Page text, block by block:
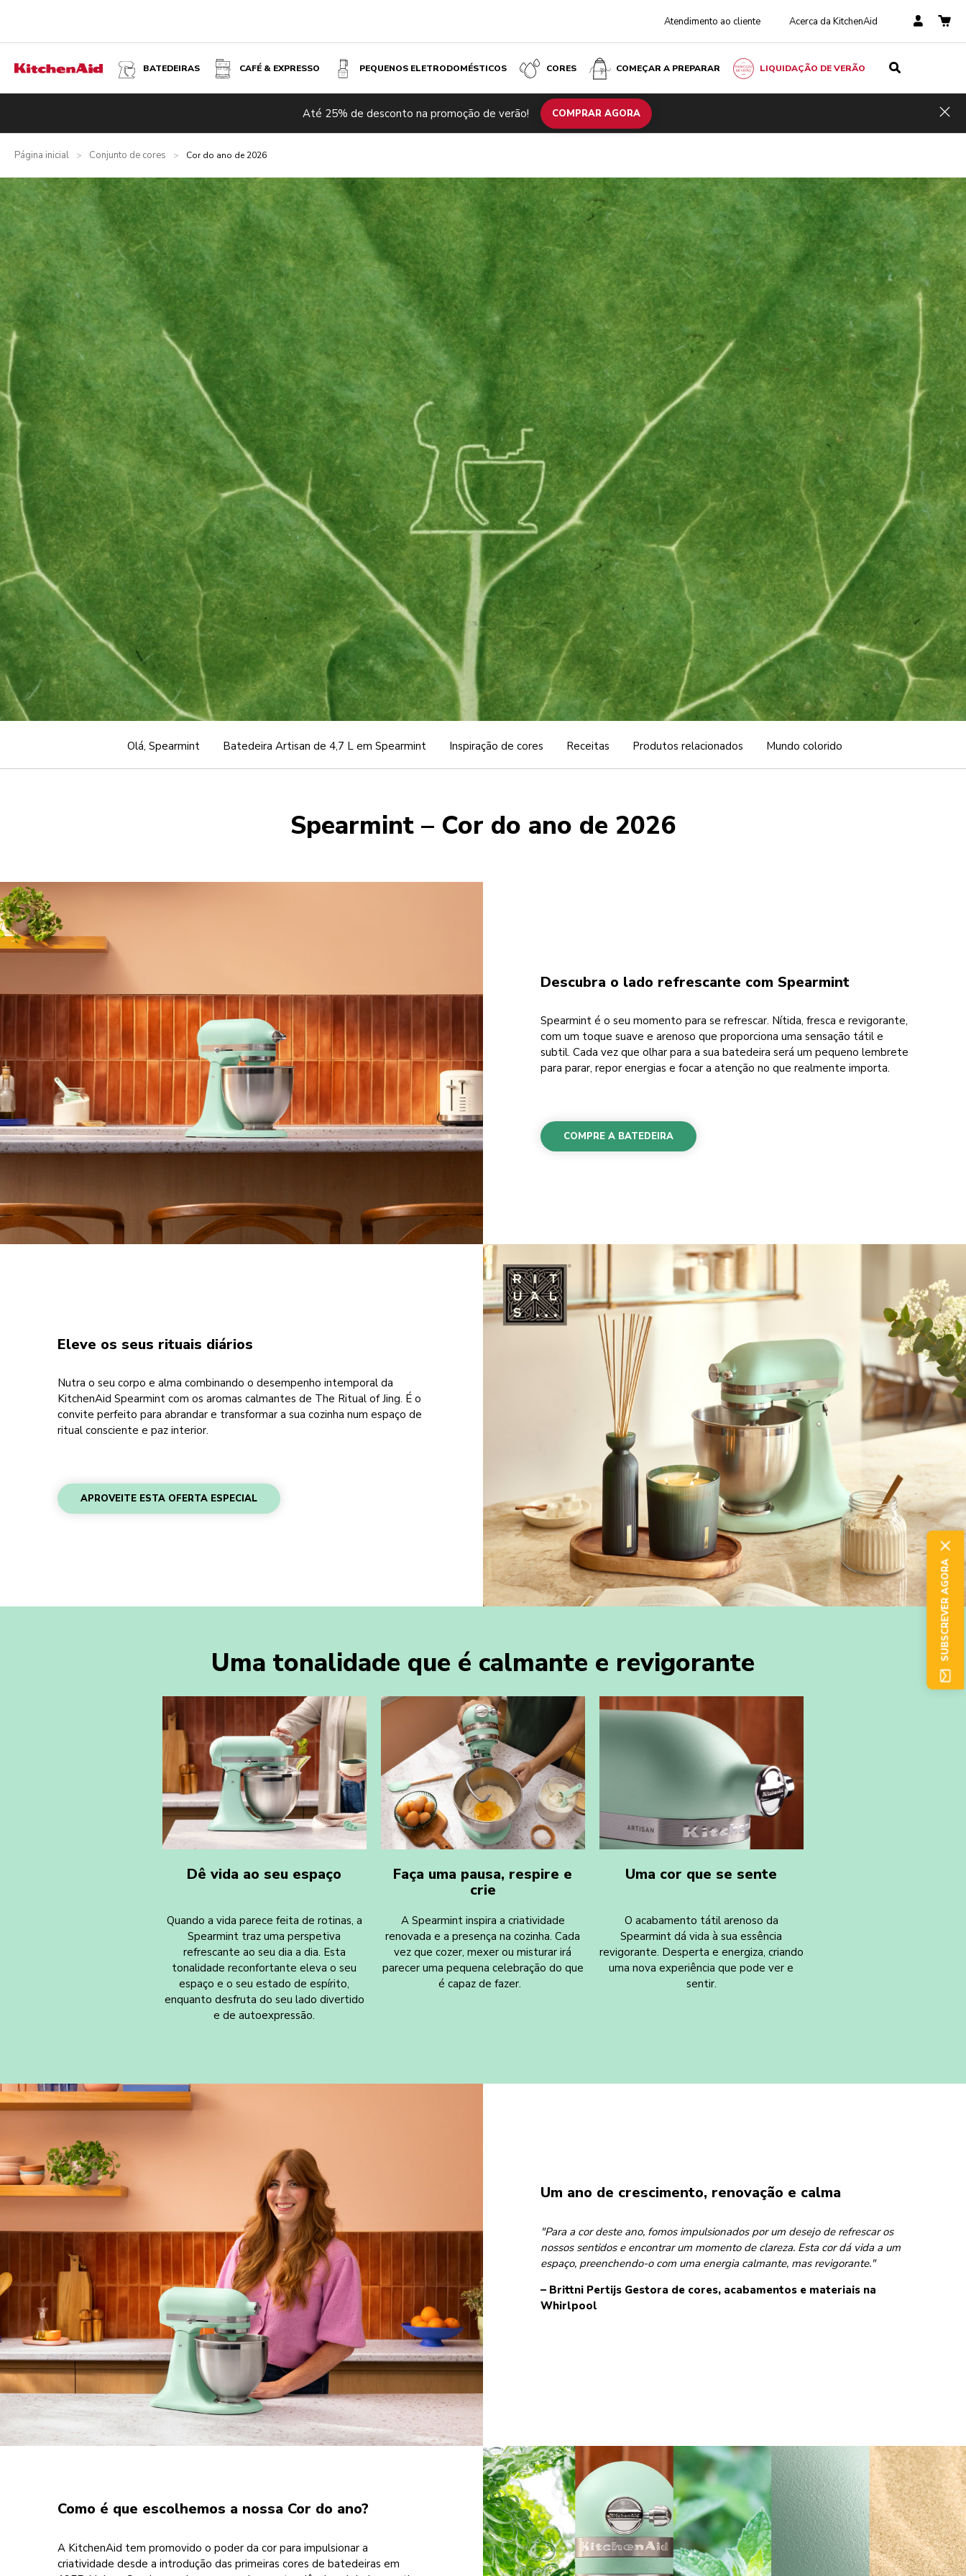
Atendimento ao cliente Acerca da KitchenAid
BATEDEIRAS CAFÉ & EXPRESSO PEQUENOS ELETRODOMÉSTICOS CORES COMEÇAR A PREPARAR LIQUIDAÇÃO DE VERÃO
Até 25% de desconto na promoção de verão! COMPRAR AGORA
Página inicial > Conjunto de cores > Cor do ano de 2026
Olá, Spearmint Batedeira Artisan de 4,7 L em Spearmint Inspiração de cores Receitas Produtos relacionados Mundo colorido
Spearmint – Cor do ano de 2026
Descubra o lado refrescante com Spearmint
Spearmint é o seu momento para se refrescar. Nítida, fresca e revigorante,
com um toque suave e arenoso que proporciona uma sensação tátil e
subtil. Cada vez que olhar para a sua batedeira será um pequeno lembrete
para parar, repor energias e focar a atenção no que realmente importa.
COMPRE A BATEDEIRA
Eleve os seus rituais diários
Nutra o seu corpo e alma combinando o desempenho intemporal da
KitchenAid Spearmint com os aromas calmantes de The Ritual of Jing. É o
convite perfeito para abrandar e transformar a sua cozinha num espaço de
ritual consciente e paz interior.
APROVEITE ESTA OFERTA ESPECIAL
Uma tonalidade que é calmante e revigorante
Dê vida ao seu espaço
Quando a vida parece feita de rotinas, a
Spearmint traz uma perspetiva
refrescante ao seu dia a dia. Esta
tonalidade reconfortante eleva o seu
espaço e o seu estado de espírito,
enquanto desfruta do seu lado divertido
e de autoexpressão.
Faça uma pausa, respire e
crie
A Spearmint inspira a criatividade
renovada e a presença na cozinha. Cada
vez que cozer, mexer ou misturar irá
parecer uma pequena celebração do que
é capaz de fazer.
Uma cor que se sente
O acabamento tátil arenoso da
Spearmint dá vida à sua essência
revigorante. Desperta e energiza, criando
uma nova experiência que pode ver e
sentir.
Um ano de crescimento, renovação e calma
"Para a cor deste ano, fomos impulsionados por um desejo de refrescar os
nossos sentidos e encontrar um momento de clareza. Esta cor dá vida a um
espaço, preenchendo-o com uma energia calmante, mas revigorante."
– Brittni Pertijs Gestora de cores, acabamentos e materiais na
Whirlpool
Como é que escolhemos a nossa Cor do ano?
A KitchenAid tem promovido o poder da cor para impulsionar a
criatividade desde a introdução das primeiras cores de batedeiras em
SUBSCREVER AGORA